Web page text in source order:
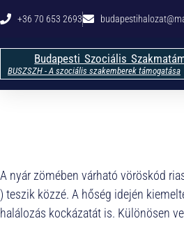
+36 70 653 2693
Budapesti Szociális
BUSZSZH - A szociális szakemberek támogatása
A nyár zömében várható vöröskód
) teszik közzé. A hőség idején
halálozás kockázatát is. Különösen